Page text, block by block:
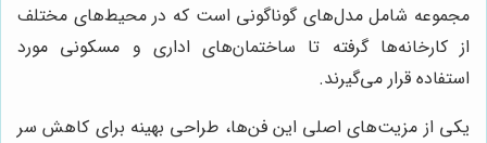
مجموعه شامل مدل‌های گوناگونی است که در محیط‌های مختلف
از کارخانه‌ها گرفته تا ساختمان‌های اداری و مسکونی مورد
استفاده قرار می‌گیرند.
یکی از مزیت‌های اصلی این فن‌ها، طراحی بهینه برای کاهش سر